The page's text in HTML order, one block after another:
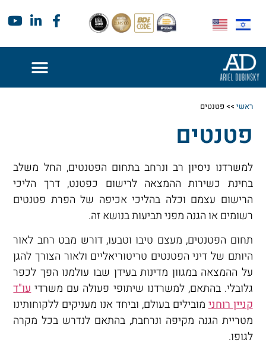
ראשי >> פטנטים
פטנטים
למשרדנו ניסיון רב ונרחב בתחום הפטנטים, החל משלב
בחינת כשירות ההמצאה לרישום כפטנט, דרך הליכי
הרישום עצמם וכלה בהליכי אכיפה של הפרת פטנטים
רשומים או הגנה מפני תביעות בנושא זה.
תחום הפטנטים, מעצם טיבו וטבעו, דורש מבט רחב לאור
היותם של דיני הפטנטים טריטוריאליים ולאור הצורך להגן
על ההמצאה במגוון מדינות בעידן שבו עולמנו הפך לכפר
גלובלי. בהתאם, למשרדנו שיתופי פעולה עם משרדיעו"ד
קניין רוחנימובילים בעולם, וביחד אנו מעניקים ללקוחותינו
מטריית הגנה מקיפה ונרחבת, בהתאם לנדרש בכל מקרה
לגופו.